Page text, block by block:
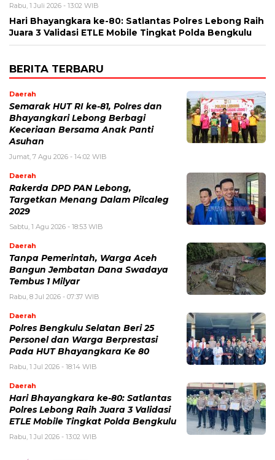
Rabu, 1 Juli 2026 - 13:02 WIB
Hari Bhayangkara ke-80: Satlantas Polres Lebong Raih
Juara 3 Validasi ETLE Mobile Tingkat Polda Bengkulu
BERITA TERBARU
Daerah
Semarak HUT RI ke-81, Polres dan
Bhayangkari Lebong Berbagi
Keceriaan Bersama Anak Panti
Asuhan
Jumat, 7 Agu 2026 - 14:02 WIB
Daerah
Rakerda DPD PAN Lebong,
Targetkan Menang Dalam Pilcaleg
2029
Sabtu, 1 Agu 2026 - 18:53 WIB
Daerah
Tanpa Pemerintah, Warga Aceh
Bangun Jembatan Dana Swadaya
Tembus 1 Milyar
Rabu, 8 Jul 2026 - 07:37 WIB
Daerah
Polres Bengkulu Selatan Beri 25
Personel dan Warga Berprestasi
Pada HUT Bhayangkara Ke 80
Rabu, 1 Jul 2026 - 18:14 WIB
Daerah
Hari Bhayangkara ke-80: Satlantas
Polres Lebong Raih Juara 3 Validasi
ETLE Mobile Tingkat Polda Bengkulu
Rabu, 1 Jul 2026 - 13:02 WIB